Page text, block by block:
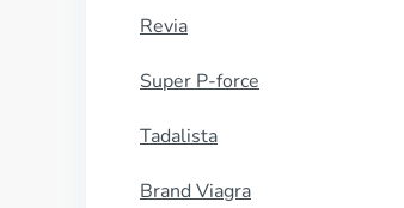
Revia
Super P-force
Tadalista
Brand Viagra